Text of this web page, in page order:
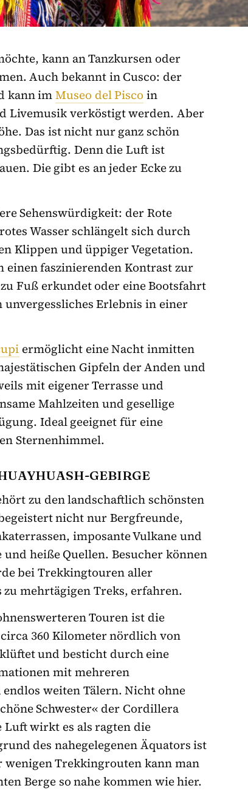
kann an Tanzkursen oder
Auch bekannt in Cusco: der
kann imMuseo del Pisco in
Livemusik verköstigt werden. Aber
Das ist nicht nur ganz schön
Denn die Luft ist
Die gibt es an jeder Ecke zu
Sehenswürdigkeit: der Rote
Wasser schlängelt sich durch
Klippen und üppiger Vegetation.
einen faszinierenden Kontrast zur
Fuß erkundet oder eine Bootsfahrt
Erlebnis in einer
ermöglicht eine Nacht inmitten
Gipfeln der Anden und
mit eigener Terrasse und
Mahlzeiten und gesellige
Ideal geeignet für eine
Sternenhimmel.
GEBIRGE
zu den landschaftlich schönsten
nicht nur Bergfreunde,
imposante Vulkane und
heiße Quellen. Besucher können
bei Trekkingtouren aller
mehrtägigen Treks, erfahren.
Touren ist die
360 Kilometer nördlich von
und besticht durch eine
mit mehreren
weiten Tälern. Nicht ohne
Schwester« der Cordillera
Luft wirkt es als ragten die
des nahegelegenen Äquators ist
Trekkingrouten kann man
Berge so nahe kommen wie hier.